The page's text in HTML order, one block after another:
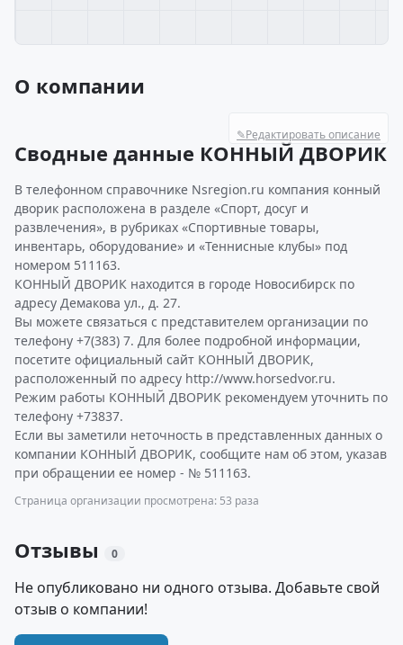
О компании
✎Редактировать описание
Сводные данные КОННЫЙ ДВОРИК
В телефонном справочнике Nsregion.ru компания конный
дворик расположена в разделе «Спорт, досуг и
развлечения», в рубриках «Спортивные товары,
инвентарь, оборудование» и «Теннисные клубы» под
номером 511163.
КОННЫЙ ДВОРИК находится в городе Новосибирск по
адресу Демакова ул., д. 27.
Вы можете связаться с представителем организации по
телефону +7(383) 7. Для более подробной информации,
посетите официальный сайт КОННЫЙ ДВОРИК,
расположенный по адресу http://www.horsedvor.ru.
Режим работы КОННЫЙ ДВОРИК рекомендуем уточнить по
телефону +73837.
Если вы заметили неточность в представленных данных о
компании КОННЫЙ ДВОРИК, сообщите нам об этом, указав
при обращении ее номер - № 511163.
Страница организации просмотрена: 53 раза
Отзывы 0
Не опубликовано ни одного отзыва. Добавьте свой
отзыв о компании!